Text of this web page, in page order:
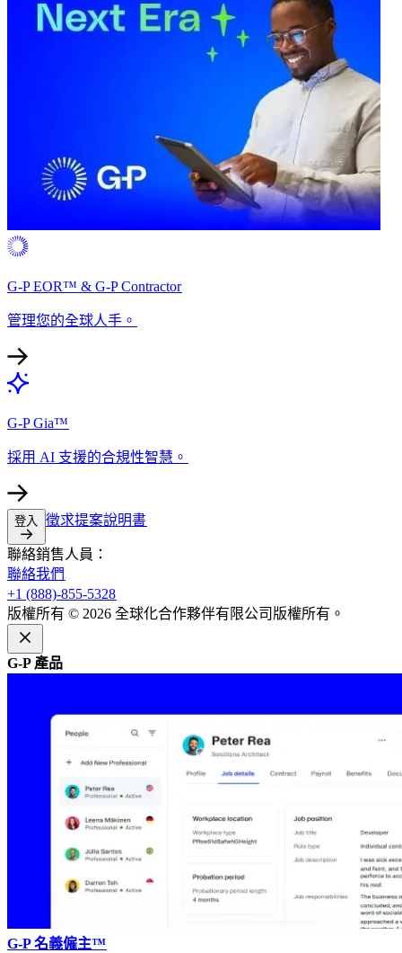
G-P EOR™ & G-P Contractor​​
管理您的全球人手。​​
G-P Gia™​​
採用 AI 支援的合規性智慧。​​
登入​​ 徵求提案說明書​​
聯絡銷售人員：​​
聯絡我們​​
+1 (888)-855-5328​​
版權所有 © 2026 全球化合作夥伴有限公司版權所有。​​
G-P 產品​​
G-P 名義僱主™​​